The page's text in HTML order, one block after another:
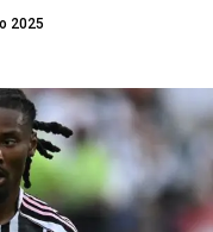
2025